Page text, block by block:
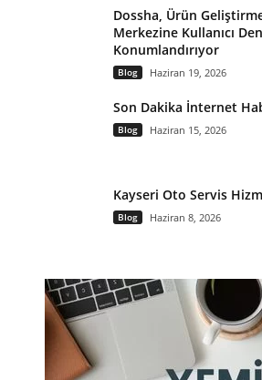
Dossha, Ürün
Merkezine Kullanıcı
Konumlandırıyor
Blog Haziran 19, 2026
Son Dakika İnternet
Blog Haziran 15, 2026
Kayseri Oto Servis
Blog Haziran 8, 2026